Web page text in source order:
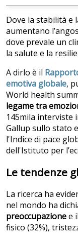
Dove la stabilità e
aumentano
dove prevale un
la salute e la
A dirlo è il
emotiva globale,
World health
legame tra
145mila interviste
Gallup sullo stato
l'Indice di pace
dell'Istituto per
Le tendenze
La ricerca ha
nel mondo ha
preoccupazionee
fisico (32%),